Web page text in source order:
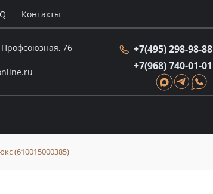
Контакты
Профсоюзная, 76
+7(495) 298-98-88
+7(968) 740-01-01
(610015000385)